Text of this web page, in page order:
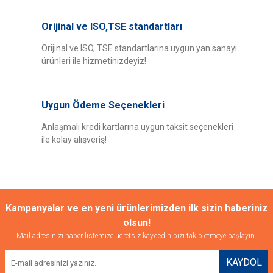
Orijinal ve ISO,TSE standartları
Orijinal ve ISO, TSE standartlarına uygun yan sanayi
ürünleri ile hizmetinizdeyiz!
Uygun Ödeme Seçenekleri
Anlaşmalı kredi kartlarına uygun taksit seçenekleri
ile kolay alışveriş!
Kampanyalar ve en yeni ürünlerimizden ilk sizin haberiniz
olsun!
Mail adresinizi haber listemize ücretsiz kaydedin bizi takip etmeye başlayın.
KAYDOL